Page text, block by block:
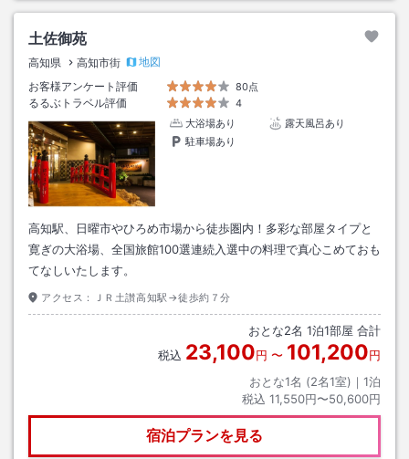
土佐御苑
高知県 高知市街
地図
お客様アンケート評価
80点
るるぶトラベル評価
4
大浴場あり
露天風呂あり
駐車場あり
高知駅、日曜市やひろめ市場から徒歩圏内！多彩な部屋タイプと
寛ぎの大浴場、全国旅館100選連続入選中の料理で真心こめておも
てなしいたします。
アクセス： ＪＲ土讃高知駅→徒歩約７分
おとな2名 1泊1部屋 合計
税込 23,100円 〜 101,200円
おとな1名 (2名1室)｜ 1泊
税込 11,550円〜50,600円
宿泊プランを見る